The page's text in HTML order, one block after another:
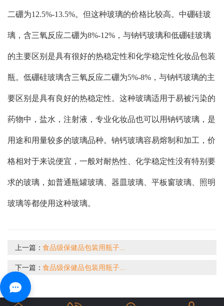
二硼为12.5%-13.5%。但这种玻璃的价格比较高。中硼硅玻
璃，含三氧反应二硼为8%-12%，与钠钙玻璃和低硼硅玻璃
的主要区别是具有很好的热稳定性和化学稳定性化妆品包装
瓶。低硼硅玻璃含三氧反应二硼为5%-8%，与钠钙玻璃的主
要区别是具有良好的热稳定性。这种玻璃适用于易被污染的
药物中，盐水，注射液，专业化妆品也可以用钠钙玻璃，是
用途和用量较多的玻璃品种。钠钙玻璃容易熔制和加工，价
格相对于来说便宜，一般对耐热性、化学稳定性没有特别要
求的玻璃，如普通瓶罐玻璃、器皿玻璃、平板窗玻璃、照明
玻璃等都使用这种玻璃。
上一篇：食品级保健品包装用瓶子...
下一篇：食品级保健品包装用瓶子...